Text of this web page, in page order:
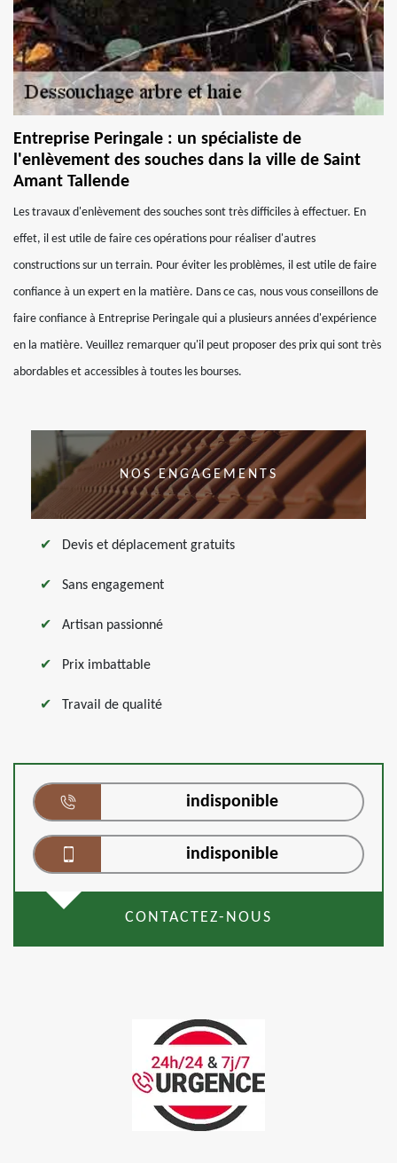
Entreprise Peringale : un spécialiste de
l'enlèvement des souches dans la ville de Saint
Amant Tallende
Les travaux d'enlèvement des souches sont très difficiles à effectuer. En
effet, il est utile de faire ces opérations pour réaliser d'autres
constructions sur un terrain. Pour éviter les problèmes, il est utile de faire
confiance à un expert en la matière. Dans ce cas, nous vous conseillons de
faire confiance à Entreprise Peringale qui a plusieurs années d'expérience
en la matière. Veuillez remarquer qu'il peut proposer des prix qui sont très
abordables et accessibles à toutes les bourses.
NOS ENGAGEMENTS
Devis et déplacement gratuits
Sans engagement
Artisan passionné
Prix imbattable
Travail de qualité
indisponible
indisponible
CONTACTEZ-NOUS